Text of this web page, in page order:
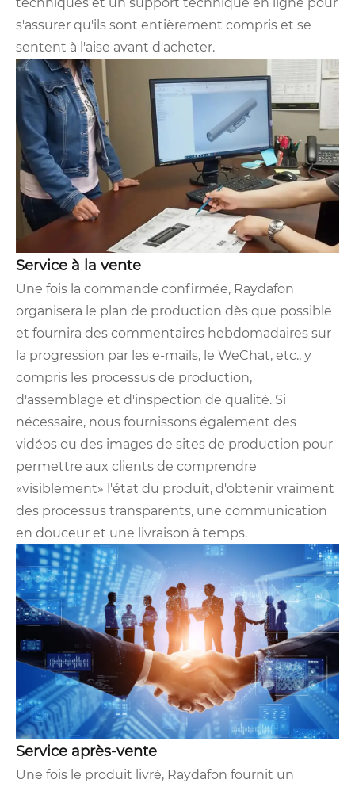
s'assurer qu'ils sont entièrement compris et se
sentent à l'aise avant d'acheter.
Service à la vente
Une fois la commande confirmée, Raydafon
organisera le plan de production dès que possible
et fournira des commentaires hebdomadaires sur
la progression par les e-mails, le WeChat, etc., y
compris les processus de production,
d'assemblage et d'inspection de qualité. Si
nécessaire, nous fournissons également des
vidéos ou des images de sites de production pour
permettre aux clients de comprendre
«visiblement» l'état du produit, d'obtenir vraiment
des processus transparents, une communication
en douceur et une livraison à temps.
Service après-vente
Une fois le produit livré, Raydafon fournit un